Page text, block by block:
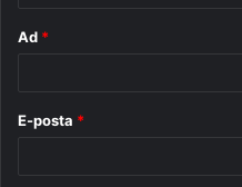
Ad *
E-posta *